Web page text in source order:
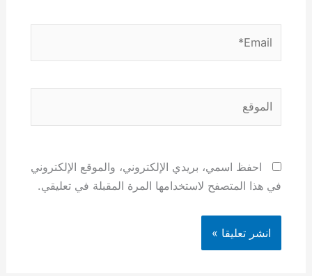
احفظ اسمي، بريدي الإلكتروني، والموقع الإلكتروني
في هذا المتصفح لاستخدامها المرة المقبلة في تعليقي.